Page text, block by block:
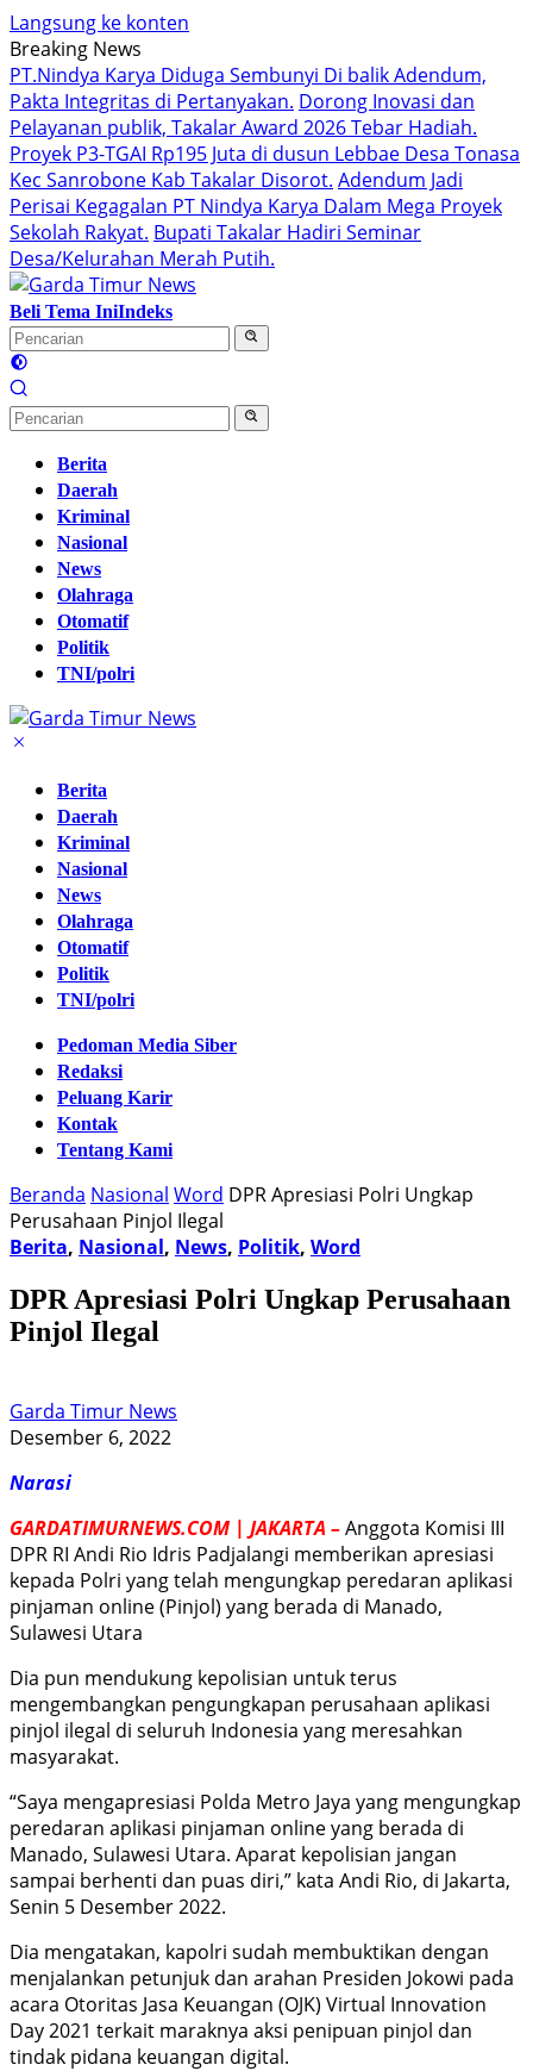
Langsung ke konten
Breaking News
PT.Nindya Karya Diduga Sembunyi Di balik Adendum,
Pakta Integritas di Pertanyakan. Dorong Inovasi dan
Pelayanan publik, Takalar Award 2026 Tebar Hadiah.
Proyek P3-TGAI Rp195 Juta di dusun Lebbae Desa Tonasa
Kec Sanrobone Kab Takalar Disorot. Adendum Jadi
Perisai Kegagalan PT Nindya Karya Dalam Mega Proyek
Sekolah Rakyat. Bupati Takalar Hadiri Seminar
Desa/Kelurahan Merah Putih.
Beli Tema IniIndeks
Berita
Daerah
Kriminal
Nasional
News
Olahraga
Otomatif
Politik
TNI/polri
Berita
Daerah
Kriminal
Nasional
News
Olahraga
Otomatif
Politik
TNI/polri
Pedoman Media Siber
Redaksi
Peluang Karir
Kontak
Tentang Kami
Beranda Nasional Word DPR Apresiasi Polri Ungkap
Perusahaan Pinjol Ilegal
Berita, Nasional, News, Politik, Word
DPR Apresiasi Polri Ungkap Perusahaan
Pinjol Ilegal
Garda Timur News
Desember 6, 2022
Narasi
GARDATIMURNEWS.COM | JAKARTA –Anggota Komisi III
DPR RI Andi Rio Idris Padjalangi memberikan apresiasi
kepada Polri yang telah mengungkap peredaran aplikasi
pinjaman online (Pinjol) yang berada di Manado,
Sulawesi Utara
Dia pun mendukung kepolisian untuk terus
mengembangkan pengungkapan perusahaan aplikasi
pinjol ilegal di seluruh Indonesia yang meresahkan
masyarakat.
“Saya mengapresiasi Polda Metro Jaya yang mengungkap
peredaran aplikasi pinjaman online yang berada di
Manado, Sulawesi Utara. Aparat kepolisian jangan
sampai berhenti dan puas diri,” kata Andi Rio, di Jakarta,
Senin 5 Desember 2022.
Dia mengatakan, kapolri sudah membuktikan dengan
menjalankan petunjuk dan arahan Presiden Jokowi pada
acara Otoritas Jasa Keuangan (OJK) Virtual Innovation
Day 2021 terkait maraknya aksi penipuan pinjol dan
tindak pidana keuangan digital.